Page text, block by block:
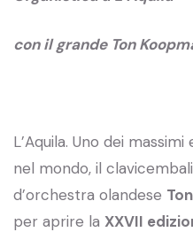
con il grande Ton
L’Aquila. Uno dei
nel mondo, il
d’orchestra olandese
per aprire la XXVII